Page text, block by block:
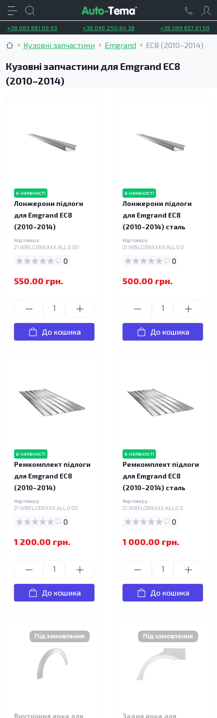
+38 063 881 09 93 +38 096 250 84 38 +38 099 657 61 50
Кузовні запчастини Emgrand EC8 (2010–2014)
Кузовні запчастини для Emgrand EC8
(2010–2014)
в наявності
Лонжерони підлоги
для Emgrand EC8
(2010–2014)
Код товару:
21.WBLGRNXXXX.ALL.0.00
0
550.00 грн.
До кошика
в наявності
Лонжерони підлоги
для Emgrand EC8
(2010–2014) сталь
Код товару:
21.WBLGRNXXXX.ALL.0.0
0
500.00 грн.
До кошика
в наявності
Ремкомплект підлоги
для Emgrand EC8
(2010–2014)
Код товару:
21.WBFLORXXXX.ALL.0.00
0
1 200.00 грн.
До кошика
в наявності
Ремкомплект підлоги
для Emgrand EC8
(2010–2014) сталь
Код товару:
21.WBFLORXXXX.ALL.0.0
0
1 000.00 грн.
До кошика
Внутрішня арка для
Задня арка для